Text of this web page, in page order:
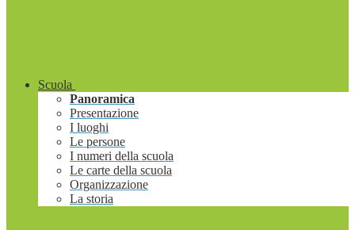
Scuola
Panoramica
Presentazione
I luoghi
Le persone
I numeri della scuola
Le carte della scuola
Organizzazione
La storia